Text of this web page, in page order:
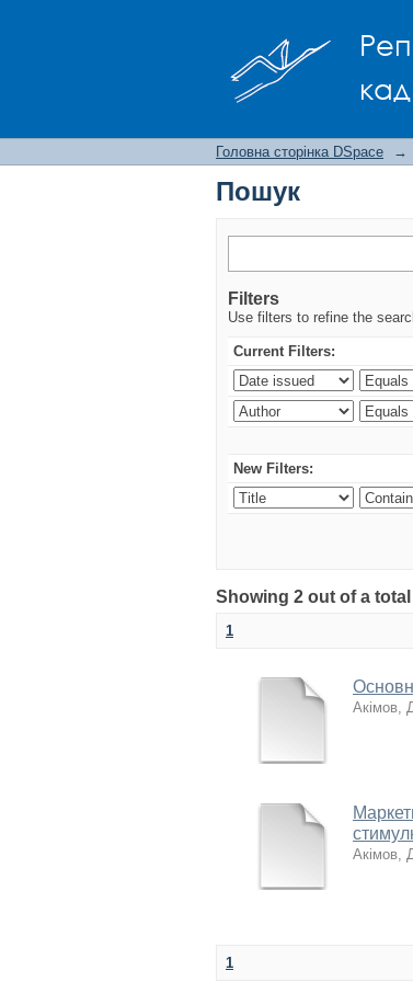
Головна сторінка DSpace →
Пошук
Filters
Use filters to refine the
Current Filters:
New Filters:
Showing 2 out of a
1
Акімов,
Акімов,
1